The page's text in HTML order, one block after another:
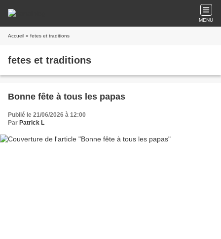
MENU
Accueil » fetes et traditions
fetes et traditions
Bonne fête à tous les papas
Publié le 21/06/2026 à 12:00
Par Patrick L